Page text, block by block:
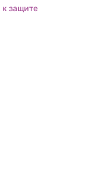
к защите